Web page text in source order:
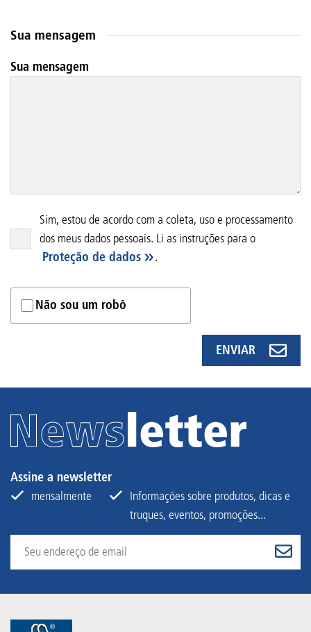
Sua mensagem
Sua mensagem
Sim, estou de acordo com a coleta, uso e processamento
dos meus dados pessoais. Li as instruções para o
Proteção de dados
.
Não sou um robô
ENVIAR
Assine a newsletter
mensalmente
Informações sobre produtos, dicas e
truques, eventos, promoções...